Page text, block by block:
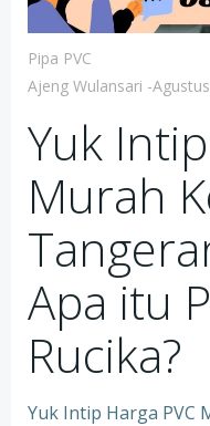
Pipa PVC
Ajeng Wulansari -
Yuk
Murah
Apa itu
Rucika?
Yuk Intip Harga PVC